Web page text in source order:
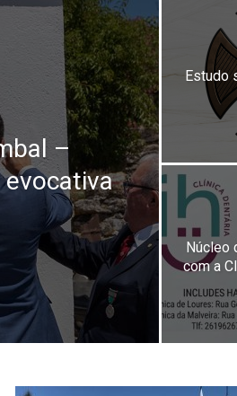
–
evocativa
Estudo
Núcleo
com a